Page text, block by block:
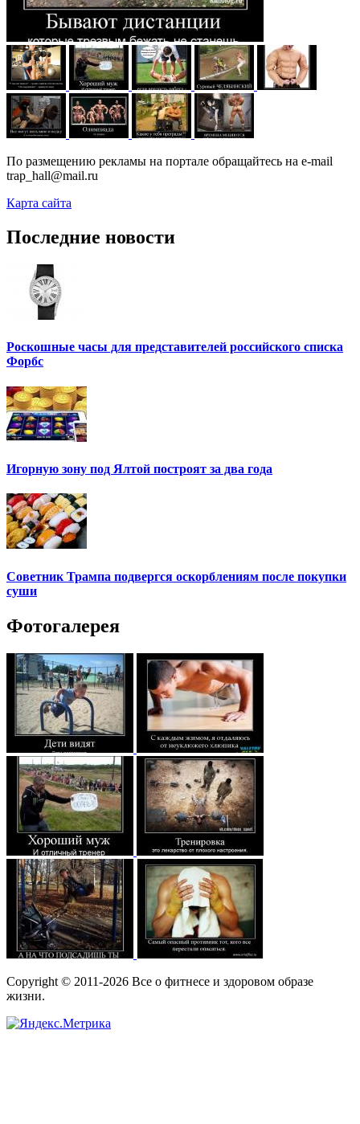
По размещению рекламы на портале обращайтесь на e-mail
trap_hall@mail.ru
Карта сайта
Последние новости
Роскошные часы для представителей российского списка
Форбс
Игорную зону под Ялтой построят за два года
Советник Трампа подвергся оскорблениям после покупки
суши
Фотогалерея
Copyright © 2011-2026 Все о фитнесе и здоровом образе
жизни.